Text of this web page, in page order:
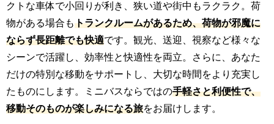
クトな車体で小回りが利き、狭い道や街中もラクラク。荷
物がある場合もトランクルームがあるため、荷物が邪魔に
ならず長距離でも快適です。観光、送迎、視察など様々な
シーンで活躍し、効率性と快適性を両立。さらに、あなた
だけの特別な移動をサポートし、大切な時間をより充実し
たものにします。ミニバスならではの手軽さと利便性で、
移動そのものが楽しみになる旅をお届けします。